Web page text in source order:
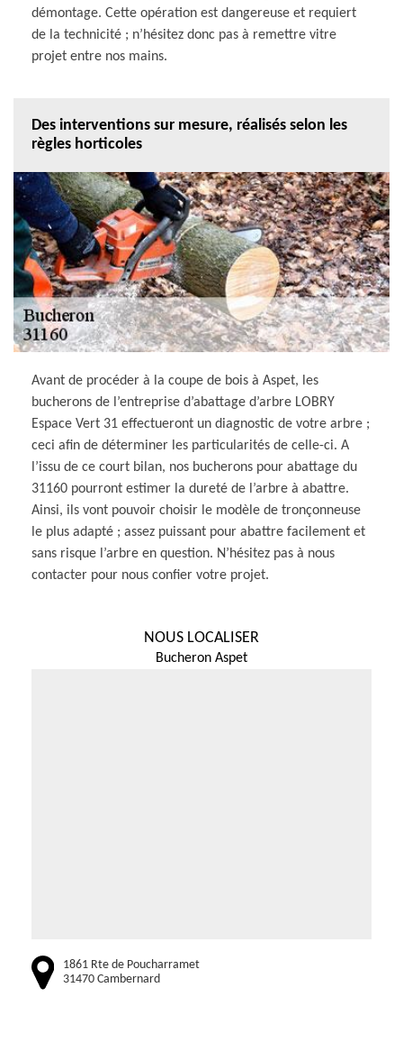
démontage. Cette opération est dangereuse et requiert
de la technicité ; n’hésitez donc pas à remettre vitre
projet entre nos mains.
Des interventions sur mesure, réalisés selon les
règles horticoles
Avant de procéder à la coupe de bois à Aspet, les
bucherons de l’entreprise d’abattage d’arbre LOBRY
Espace Vert 31 effectueront un diagnostic de votre arbre ;
ceci afin de déterminer les particularités de celle-ci. A
l’issu de ce court bilan, nos bucherons pour abattage du
31160 pourront estimer la dureté de l’arbre à abattre.
Ainsi, ils vont pouvoir choisir le modèle de tronçonneuse
le plus adapté ; assez puissant pour abattre facilement et
sans risque l’arbre en question. N’hésitez pas à nous
contacter pour nous confier votre projet.
NOUS LOCALISER
Bucheron Aspet
1861 Rte de Poucharramet
31470 Cambernard